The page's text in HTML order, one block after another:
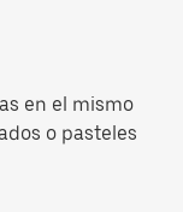
en el mismo
o pasteles